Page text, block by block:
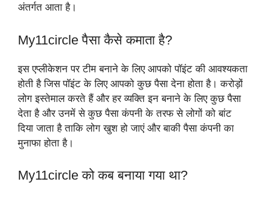
अंतर्गत आता है।
My11circle पैसा कैसे कमाता है?
इस एप्लीकेशन पर टीम बनाने के लिए आपको पॉइंट की आवश्यकता
होती है जिस पॉइंट के लिए आपको कुछ पैसा देना होता है। करोड़ों
लोग इस्तेमाल करते हैं और हर व्यक्ति इन बनाने के लिए कुछ पैसा
देता है और उनमें से कुछ पैसा कंपनी के तरफ से लोगों को बांट
दिया जाता है ताकि लोग खुश हो जाएं और बाकी पैसा कंपनी का
मुनाफा होता है।
My11circle को कब बनाया गया था?